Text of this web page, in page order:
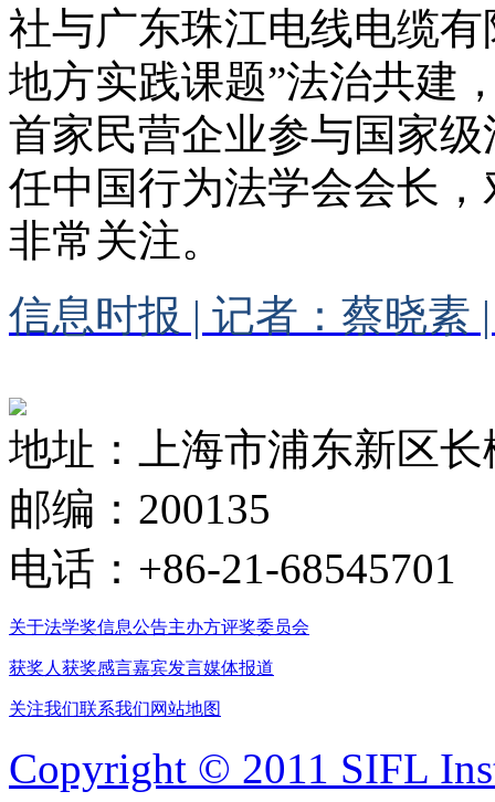
社与广东珠江电线电缆
地方实践课题”法治共建
首家民营企业参与国家
任中国行为法学会会长
非常关注。
信息时报 | 记者：蔡晓素
地址：上海市浦东新区
邮编：200135
电话：+86-21-68545701
关于法学奖信息公告主办方评奖委员会
获奖人 获奖感言嘉宾发言媒体报道
关注我们联系我们网站地图
Copyright © 2011 SIFL